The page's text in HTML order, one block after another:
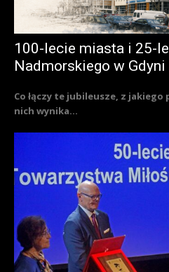
100-lecie miasta i 25-
Nadmorskiego w Gdyni
Co łączy te jubileusze, z
nich wynika...